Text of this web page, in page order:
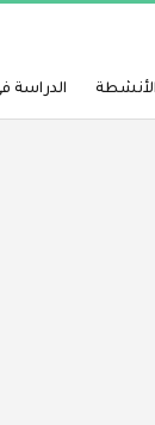
الأنشطة الدراسة